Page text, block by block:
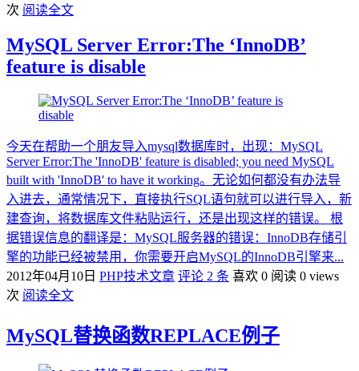
次 阅读全文
MySQL Server Error:The ‘InnoDB’
feature is disable
今天在帮助一个朋友导入mysql数据库时，出现：MySQL
Server Error:The 'InnoDB' feature is disabled; you need MySQL
built with 'InnoDB' to have it working。无论如何都没有办法导
入进去，通常情况下，直接执行SQL语句就可以进行导入，新
建查询，将数据库文件粘贴运行，还是出现这样的错误。 根
据错误信息的翻译是：MySQL服务器的错误：InnoDB存储引
擎的功能已经被禁用，你需要开启MySQL的InnoDB引擎来...
2012年04月10日 PHP技术文章 评论 2 条 喜欢 0 阅读 0 views
次 阅读全文
MySQL替换函数REPLACE例子